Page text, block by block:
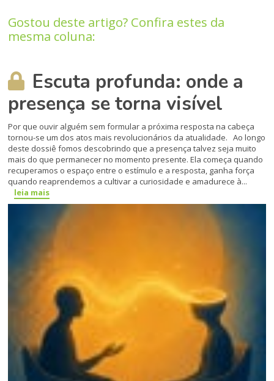
Gostou deste artigo? Confira estes da
mesma coluna:
Escuta profunda: onde a
presença se torna visível
Por que ouvir alguém sem formular a próxima resposta na cabeça
tornou-se um dos atos mais revolucionários da atualidade. Ao longo
deste dossiê fomos descobrindo que a presença talvez seja muito
mais do que permanecer no momento presente. Ela começa quando
recuperamos o espaço entre o estímulo e a resposta, ganha força
quando reaprendemos a cultivar a curiosidade e amadurece à...
leia mais